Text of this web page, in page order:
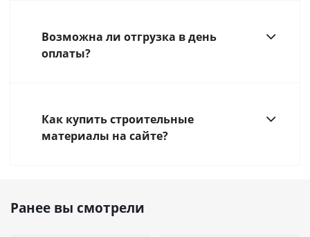
Возможна ли отгрузка в день
оплаты?
Как купить строительные
материалы на сайте?
Ранее вы смотрели